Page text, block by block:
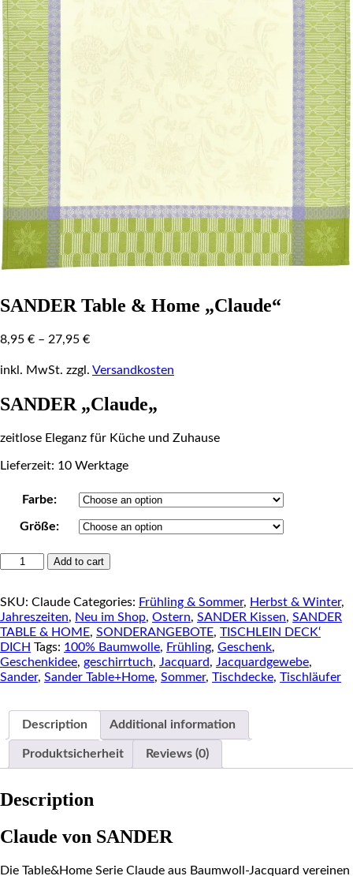
SANDER Table & Home „Claude“
8,95 € – 27,95 €
inkl. MwSt. zzgl. Versandkosten
SANDER „Claude„
zeitlose Eleganz für Küche und Zuhause
Lieferzeit: 10 Werktage
Farbe:
Größe:
SANDER
Home
"Claude"
quantity
Add to cart
SKU: Claude Categories: Frühling & Sommer, Herbst & Winter,
Jahreszeiten, Neu im Shop, Ostern, SANDER Kissen, SANDER
TABLE & HOME, SONDERANGEBOTE, TISCHLEIN DECK‘
DICH Tags: 100% Baumwolle, Frühling, Geschenk,
Geschenkidee, geschirrtuch, Jacquard, Jacquardgewebe,
Sander, Sander Table+Home, Sommer, Tischdecke, Tischläufer
Description Additional information
Produktsicherheit Reviews (0)
Description
Claude von SANDER
Die Table&Home Serie Claude aus Baumwoll-Jacquard vereinen